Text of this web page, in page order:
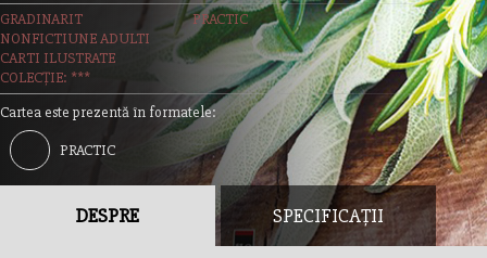
GRADINARIT
PRACTIC
NONFICTIUNE ADULTI
CARTI ILUSTRATE
COLECȚIE: ***
Cartea este prezentă în formatele:
PRACTIC
DESPRE SPECIFICAȚII